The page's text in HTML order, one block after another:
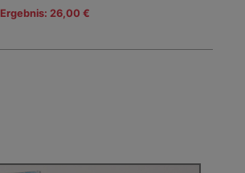
Ergebnis: 26,00 €